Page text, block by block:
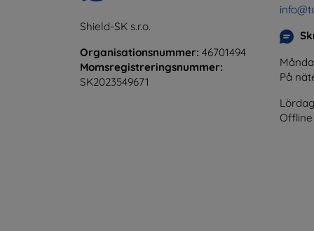
Shield-SK s.r.o.
Organisationsnummer: 46701494
Momsregistreringsnummer:
SK2023549671
På
Offline